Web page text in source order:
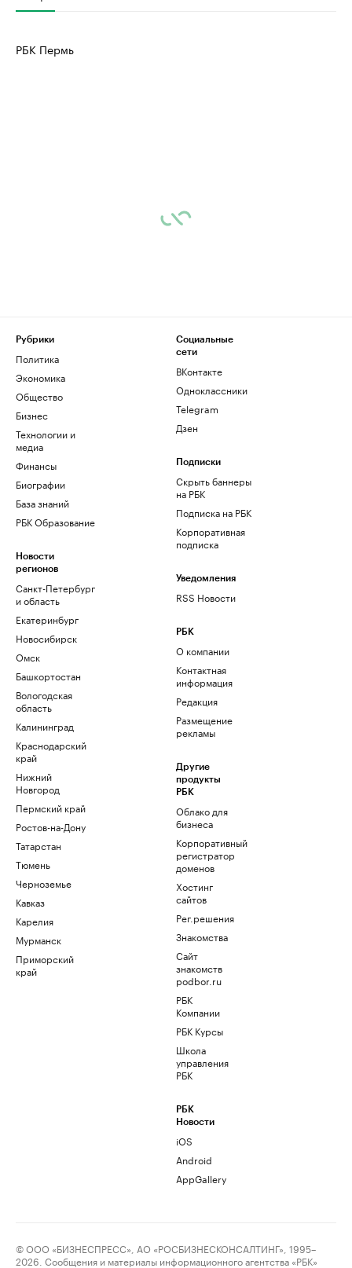
РБК Пермь
Рубрики
Политика
Экономика
Общество
Бизнес
Технологии и
медиа
Финансы
Биографии
База знаний
РБК Образование
Новости
регионов
Санкт-Петербург
и область
Екатеринбург
Новосибирск
Омск
Башкортостан
Вологодская
область
Калининград
Краснодарский
край
Нижний
Новгород
Пермский край
Ростов-на-Дону
Татарстан
Тюмень
Черноземье
Кавказ
Карелия
Мурманск
Приморский
край
Социальные
сети
ВКонтакте
Одноклассники
Telegram
Дзен
Подписки
Скрыть баннеры
на РБК
Подписка на РБК
Корпоративная
подписка
Уведомления
RSS Новости
РБК
О компании
Контактная
информация
Редакция
Размещение
рекламы
Другие
продукты
РБК
Облако для
бизнеса
Корпоративный
регистратор
доменов
Хостинг
сайтов
Рег.решения
Знакомства
Сайт
знакомств
podbor.ru
РБК
Компании
РБК Курсы
Школа
управления
РБК
РБК
Новости
iOS
Android
AppGallery
© ООО «БИЗНЕСПРЕСС», АО «РОСБИЗНЕСКОНСАЛТИНГ», 1995–
2026. Сообщения и материалы информационного агентства «РБК»